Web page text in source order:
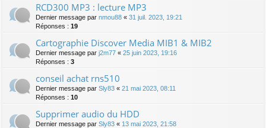
RCD300 MP3 : lecture MP3
Dernier message par nmou88 « 31 juil. 2023, 19:21
Réponses : 19
Cartographie Discover Media MIB1 & MIB2
Dernier message par j2m77 « 25 juin 2023, 19:16
Réponses : 3
conseil achat rns510
Dernier message par Sly83 « 21 mai 2023, 08:11
Réponses : 10
Supprimer audio du HDD
Dernier message par Sly83 « 13 mai 2023, 21:58